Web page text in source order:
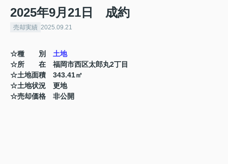
2025年9月21日 成約
売却実績 2025.09.21
☆種 別 土地
☆所 在 福岡市西区太郎丸2丁目
☆土地面積 343.41㎡
☆土地状況 更地
☆売却価格 非公開